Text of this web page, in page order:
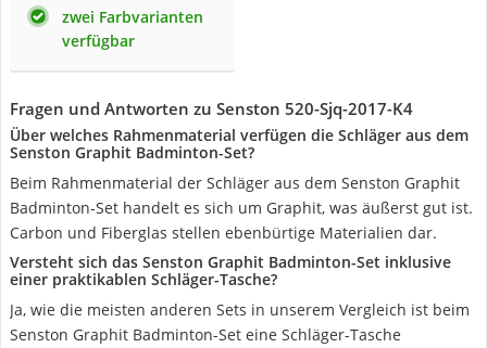
zwei Farbvarianten
verfügbar
Fragen und Antworten zu Senston 520-Sjq-2017-K4
Über welches Rahmenmaterial verfügen die Schläger aus dem
Senston Graphit Badminton-Set?
Beim Rahmenmaterial der Schläger aus dem Senston Graphit
Badminton-Set handelt es sich um Graphit, was äußerst gut ist.
Carbon und Fiberglas stellen ebenbürtige Materialien dar.
Versteht sich das Senston Graphit Badminton-Set inklusive
einer praktikablen Schläger-Tasche?
Ja, wie die meisten anderen Sets in unserem Vergleich ist beim
Senston Graphit Badminton-Set eine Schläger-Tasche